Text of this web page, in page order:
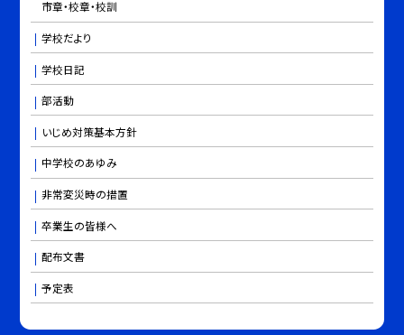
市章・校章・校訓
学校だより
学校日記
部活動
いじめ対策基本方針
中学校のあゆみ
非常変災時の措置
卒業生の皆様へ
配布文書
予定表